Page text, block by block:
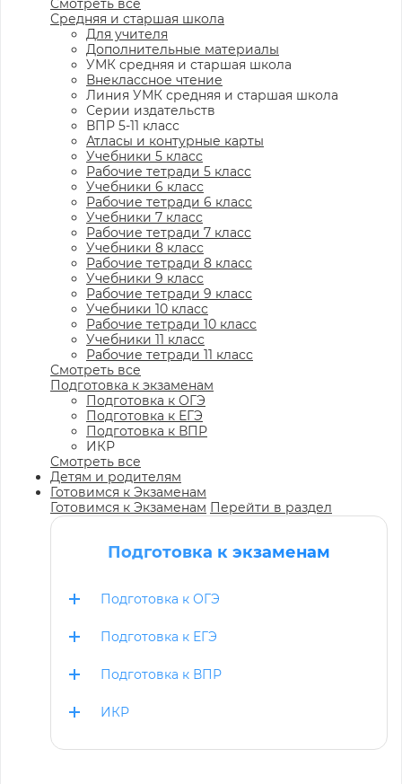
Смотреть все
Средняя и старшая школа
Для учителя
Дополнительные материалы
УМК средняя и старшая школа
Внеклассное чтение
Линия УМК средняя и старшая школа
Серии издательств
ВПР 5-11 класс
Атласы и контурные карты
Учебники 5 класс
Рабочие тетради 5 класс
Учебники 6 класс
Рабочие тетради 6 класс
Учебники 7 класс
Рабочие тетради 7 класс
Учебники 8 класс
Рабочие тетради 8 класс
Учебники 9 класс
Рабочие тетради 9 класс
Учебники 10 класс
Рабочие тетради 10 класс
Учебники 11 класс
Рабочие тетради 11 класс
Смотреть все
Подготовка к экзаменам
Подготовка к ОГЭ
Подготовка к ЕГЭ
Подготовка к ВПР
ИКР
Смотреть все
Детям и родителям
Готовимся к Экзаменам
Готовимся к Экзаменам Перейти в раздел
Подготовка к экзаменам
Подготовка к ОГЭ
Подготовка к ЕГЭ
Подготовка к ВПР
ИКР